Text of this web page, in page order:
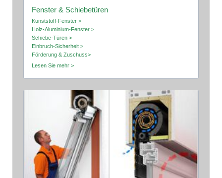
Fenster & Schiebetüren
Kunststoff-Fenster >
Holz-Aluminium-Fenster >
Schiebe-Türen >
Einbruch-Sicherheit >
Förderung & Zuschuss>
Lesen Sie mehr >